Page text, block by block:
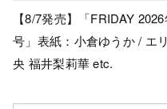
【8/7発売】「FRIDAY
号」表紙：小倉ゆうか / エ
央 福井梨莉華 etc.